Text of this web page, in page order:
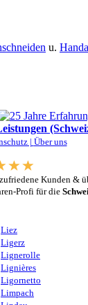
u.
| Über uns
Kunden &
Profi für die
Liez
Ligerz
Lignerolle
Lignières
Ligornetto
Limpach